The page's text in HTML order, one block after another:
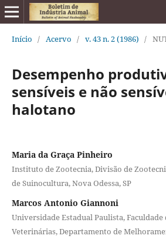
Início / Acervo / v. 43 n. 2 (1986) /
Desempenho
sensíveis e não
halotano
Maria da Graça Pinheiro
Instituto de Zootecnia, Divisão de
de Suinocultura, Nova Odessa, SP
Marcos Antonio Giannoni
Universidade Estadual Paulista, Faculdade
Veterinárias, Departamento de